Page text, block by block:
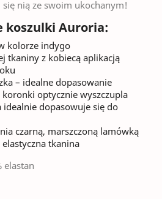
się nią ze swoim ukochanym!
koszulki Auroria:
kolorze indygo
tkaniny z kobiecą aplikacją
– idealne dopasowanie
optycznie wyszczupla
idealnie dopasowuje się do
czarną, marszczoną lamówką
tkanina
elastan